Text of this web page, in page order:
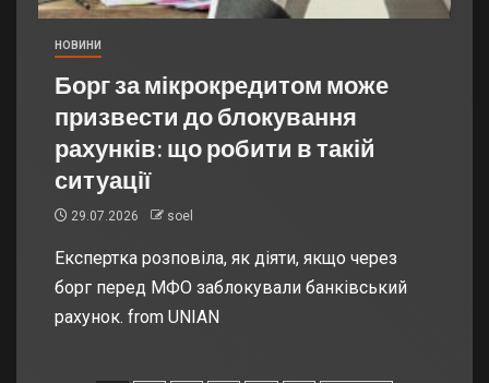
НОВИНИ
Борг за мікрокредитом може
призвести до блокування
рахунків: що робити в такій
ситуації
29.07.2026 soel
Експертка розповіла, як діяти, якщо через
борг перед МФО заблокували банківський
рахунок. from UNIAN